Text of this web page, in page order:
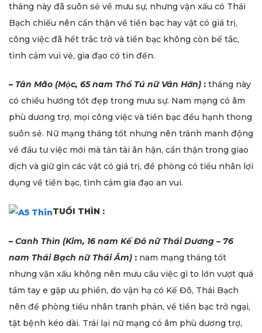
tháng này đã suôn sẻ về mưu sự, nhưng vận xấu có Thái
Bạch chiếu nên cẩn thận về tiền bạc hay vật có giá trị,
công việc đã hết trắc trở và tiền bạc không còn bế tắc,
tình cảm vui vẻ, gia đạo có tin đến.
– Tân Mão (Mộc, 65 nam Thổ Tú nữ Vân Hớn) : tháng này
có chiều hướng tốt đẹp trong mưu sự. Nam mạng có âm
phù dương trợ, mọi công việc và tiền bạc đều hạnh thong
suôn sẻ. Nữ mạng tháng tốt nhưng nên tránh manh động
về đầu tư việc mới mà tản tài ân hận, cẩn thận trong giao
dịch và giữ gìn các vật có giá trị, đề phòng có tiểu nhân lợi
dụng về tiền bạc, tình cảm gia đạo an vui.
TUỔI THÌN :
– Canh Thìn (Kim, 16 nam Kế Đô nữ Thái Dương – 76
nam Thái Bạch nữ Thái Âm) : nam mạng tháng tốt
nhưng vận xấu không nên mưu cầu việc gì to lớn vượt quá
tầm tay e gặp ưu phiền, do vận hạ có Kế Đô, Thái Bạch
nên đề phòng tiểu nhân tranh phản, về tiền bạc trở ngại,
tật bệnh kéo dài. Trái lại nữ mạng có âm phù dương trợ,